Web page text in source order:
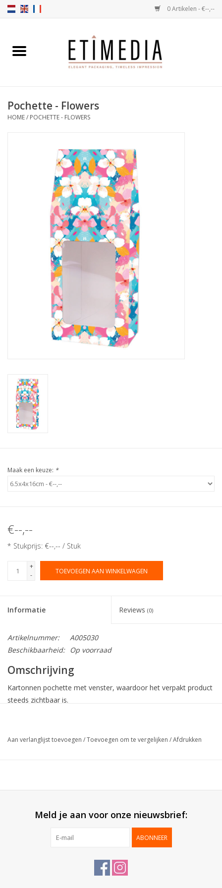
0 Artikelen - €--,--
Home
Transparant
Linten & Etiketten
Bloemen & deco
Showroomdagen
Catalogus: luxe dozen
Pochette - Flowers
HOME/ POCHETTE - FLOWERS
Maak een keuze: *
€--,--
* Stukprijs: €--,-- / Stuk
+
-
TOEVOEGEN AAN WINKELWAGEN
Informatie Reviews (0)
Artikelnummer:
A005030
Beschikbaarheid:
Op voorraad
Omschrijving
Kartonnen pochette met venster, waardoor het verpakt product
steeds zichtbaar is.
Buitenzijde:
Blinkend gelamineerd
Aan verlanglijst toevoegen /Toevoegen om te vergelijken /Afdrukken
Meld je aan voor onze nieuwsbrief:
ABONNEER